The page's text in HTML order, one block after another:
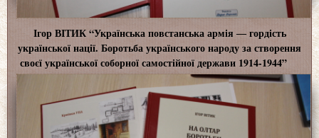
Ігор ВІТИК “Українська повстанська армія ― гордість
української нації. Боротьба українського народу за створення
своєї української соборної самостійної держави 1914-1944”